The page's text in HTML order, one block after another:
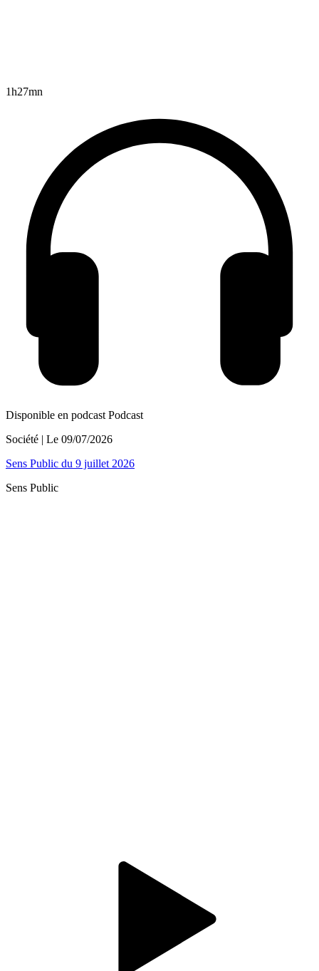
1h27mn
Disponible en podcast Podcast
Société | Le 09/07/2026
Sens Public du 9 juillet 2026
Sens Public